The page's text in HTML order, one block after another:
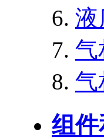
液
气
气
组